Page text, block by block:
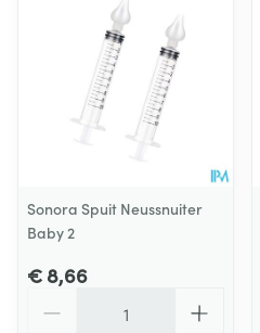
Sonora Spuit Neussnuiter
Baby 2
€ 8,66